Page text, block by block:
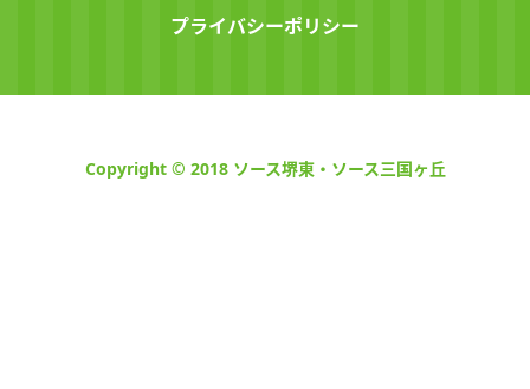
プライバシーポリシー
Copyright © 2018 ソース堺東・ソース三国ヶ丘